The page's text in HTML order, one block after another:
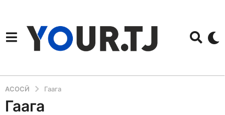
АСОСӢ Гаага
Гаага